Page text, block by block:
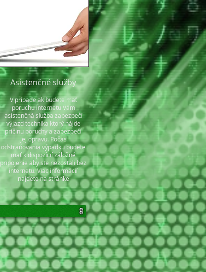
Asistenčné služby
V prípade ak budete mať
poruchu internetu Vám
asistenčná služba zabezpečí
výjazd technika ktorý nájde
príčinu poruchy a zabezpečí
jej opravu. Počas
odstraňovania výpadku budete
mať k dispozícií záložné
pripojenie aby ste nezostali bez
internetu. Viac informácií
nájdete na stránke